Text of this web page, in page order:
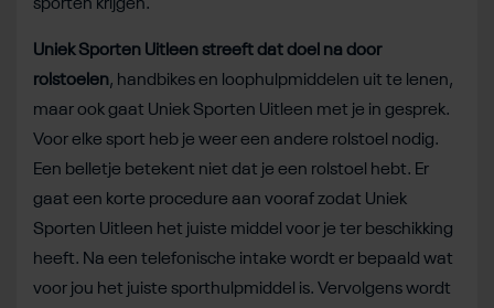
sporten krijgen.
Uniek Sporten Uitleen streeft dat doel na door
rolstoelen, handbikes en loophulpmiddelen uit te lenen,
maar ook gaat Uniek Sporten Uitleen met je in gesprek.
Voor elke sport heb je weer een andere rolstoel nodig.
Een belletje betekent niet dat je een rolstoel hebt. Er
gaat een korte procedure aan vooraf zodat Uniek
Sporten Uitleen het juiste middel voor je ter beschikking
heeft. Na een telefonische intake wordt er bepaald wat
voor jou het juiste sporthulpmiddel is. Vervolgens wordt